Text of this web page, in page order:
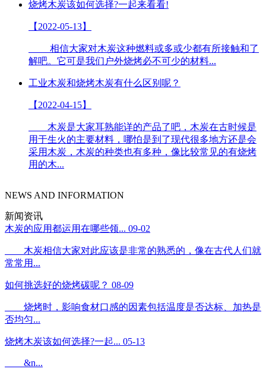
烧烤木炭该如何选择?一起来看看!
【2022-05-13】
相信大家对木炭这种燃料或多或少都有所接触和了
解吧。它可是我们户外烧烤必不可少的材料...
工业木炭和烧烤木炭有什么区别呢？
【2022-04-15】
木炭是大家耳熟能详的产品了吧，木炭在古时候是
用于生火的主要材料，哪怕是到了现代很多地方还是会
采用木炭，木炭的种类也有多种，像比较常见的有烧烤
用的木...
NEWS AND INFORMATION
新闻资讯
木炭的应用都运用在哪些领... 09-02
木炭相信大家对此应该是非常的熟悉的，像在古代人们就
常常用...
如何挑选好的烧烤碳呢？ 08-09
烧烤时，影响食材口感的因素包括温度是否达标、加热是
否均匀...
烧烤木炭该如何选择?一起... 05-13
&n...